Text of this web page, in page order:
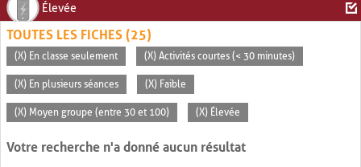
Élevée
TOUTES LES FICHES (25)
(X) En classe seulement (X) Activités courtes (< 30 minutes)
(X) En plusieurs séances (X) Faible
(X) Moyen groupe (entre 30 et 100) (X) Élevée
Votre recherche n'a donné aucun résultat